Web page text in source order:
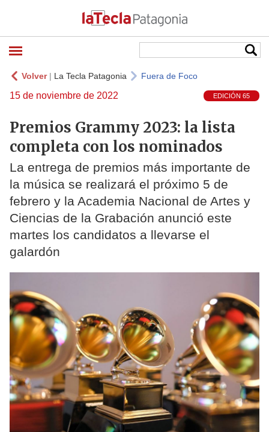
Volver| La Tecla Patagonia Fuera de Foco
15 de noviembre de 2022 EDICIÓN 65
Premios Grammy 2023: la lista
completa con los nominados
La entrega de premios más importante de
la música se realizará el próximo 5 de
febrero y la Academia Nacional de Artes y
Ciencias de la Grabación anunció este
martes los candidatos a llevarse el
galardón